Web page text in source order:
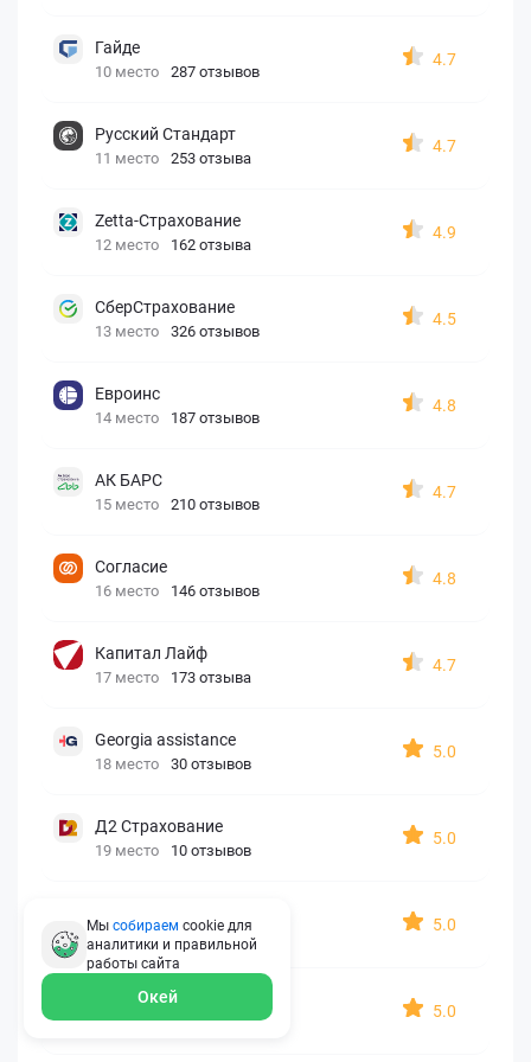
Гайде
10 место 287 отзывов
4.7
Русский Стандарт
11 место 253 отзыва
4.7
Zetta-Страхование
12 место 162 отзыва
4.9
СберСтрахование
13 место 326 отзывов
4.5
Евроинс
14 место 187 отзывов
4.8
АК БАРС
15 место 210 отзывов
4.7
Согласие
16 место 146 отзывов
4.8
Капитал Лайф
17 место 173 отзыва
4.7
Georgia assistance
18 место 30 отзывов
5.0
Д2 Страхование
19 место 10 отзывов
5.0
20 место 7 отзывов
5.0
OxySport
21 место 6 отзывов
5.0
Мы собираем cookie для
аналитики и правильной
работы сайта
Окей